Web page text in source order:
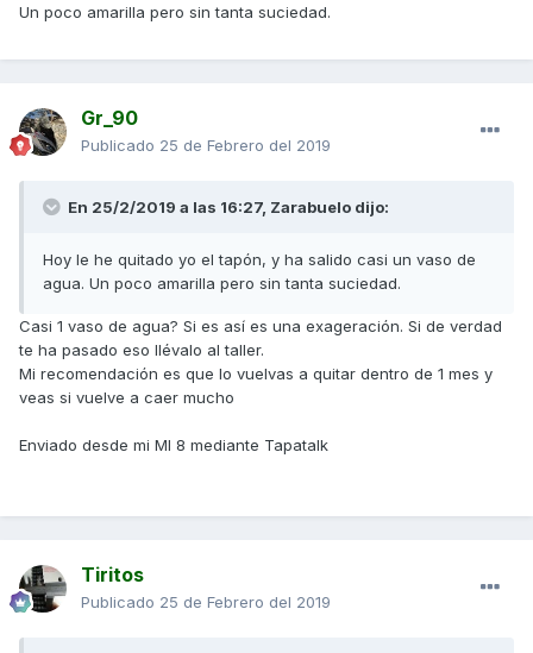
Un poco amarilla pero sin tanta suciedad.
Gr_90
Publicado 25 de Febrero del 2019
En 25/2/2019 a las 16:27, Zarabuelo dijo:
Hoy le he quitado yo el tapón, y ha salido casi un vaso de
agua. Un poco amarilla pero sin tanta suciedad.
Casi 1 vaso de agua? Si es así es una exageración. Si de verdad
te ha pasado eso llévalo al taller.
Mi recomendación es que lo vuelvas a quitar dentro de 1 mes y
veas si vuelve a caer mucho
Enviado desde mi MI 8 mediante Tapatalk
Tiritos
Publicado 25 de Febrero del 2019